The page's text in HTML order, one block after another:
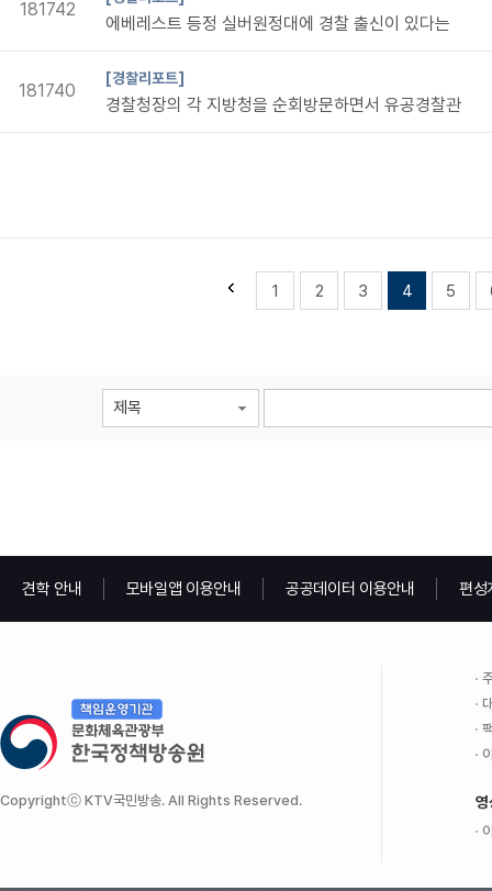
181742
에베레스트 등정 실버원정대에 경찰 출신이 있다는
181740
[경찰리포트]
경찰청장의 각 지방청을 순회방문하면서 유공경찰관
1 2 3 4 5
제목
견학 안내 모바일앱 이용안내 공공데이터 이용안내 편성
Copyrightⓒ KTV국민방송. All Rights Reserved. 영